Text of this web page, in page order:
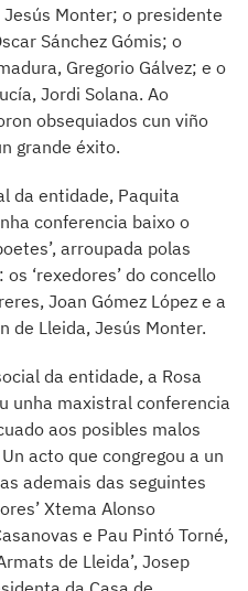
Jesús Monter; o presidente
Sánchez Gómis; o
Gregorio Gálvez; e o
Jordi Solana. Ao
obsequiados cun viño
grande éxito.
da entidade, Paquita
conferencia baixo o
arroupada polas
‘rexedores’ do concello
Joan Gómez López e a
de Lleida, Jesús Monter.
da entidade, a Rosa
unha maxistral conferencia
aos posibles malos
acto que congregou a un
ademais das seguintes
Xtema Alonso
e Pau Pintó Torné,
de Lleida’, Josep